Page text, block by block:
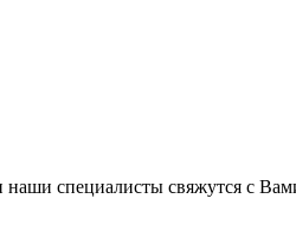
специалисты свяжутся с